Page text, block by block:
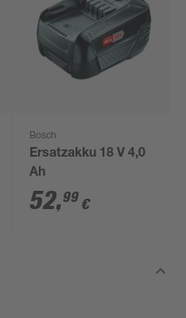
Bosch
Ersatzakku 18 V 4,0
Ah
52,99 €